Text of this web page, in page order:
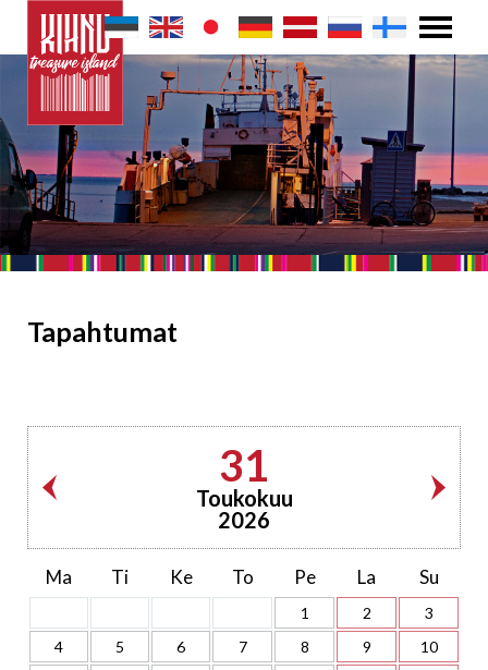
Tapahtumat
31
Toukokuu
2026
Ma Ti Ke To Pe La Su
1 2
3
4
5 6 7 8 9
10